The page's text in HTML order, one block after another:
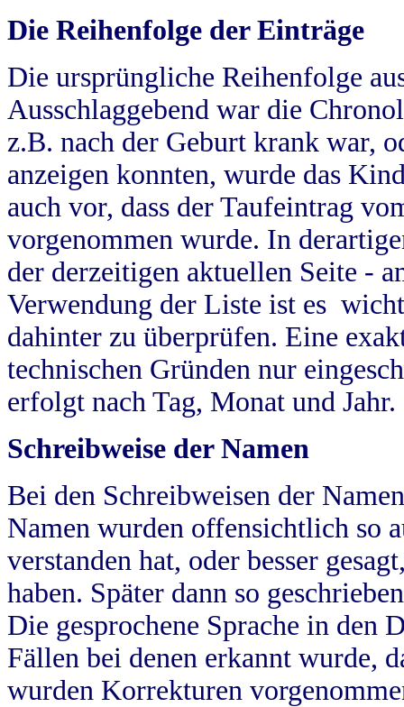
Die Reihenfolge der Einträge
Die ursprüngliche Reihenfolge
Ausschlaggebend war die
z.B. nach der Geburt krank war,
anzeigen konnten, wurde das
auch vor, dass der Taufeintrag
vorgenommen wurde. In
der derzeitigen aktuellen Seite -
Verwendung der Liste ist es
dahinter zu überprüfen. Eine
technischen Gründen nur
erfolgt nach Tag, Monat und Jahr.
Schreibweise der Namen
Bei den Schreibweisen der
Namen wurden offensichtlich so
verstanden hat, oder besser
haben. Später dann so
Die gesprochene Sprache in
Fällen bei denen erkannt wurde,
wurden Korrekturen